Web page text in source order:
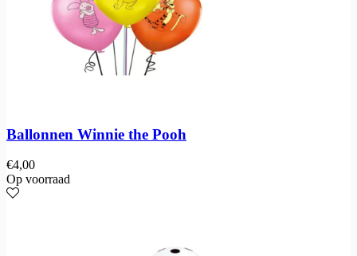
Ballonnen Winnie the Pooh
€4,00
Op voorraad